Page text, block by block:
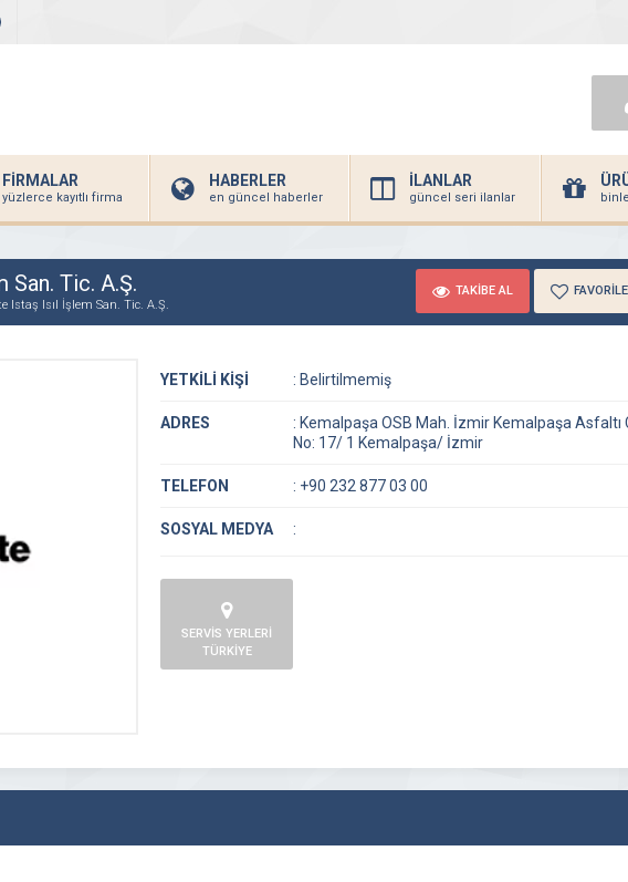
FİRMALAR
yüzlerce kayıtlı firma
HABERLER
en güncel haberler
İLANLAR
güncel seri ilanlar
San. Tic. A.Ş.
Istaş Isıl İşlem San. Tic. A.Ş.
TAKİBE AL
YETKİLİ KİŞİ : Belirtilmemiş
ADRES : Kemalpaşa OSB Mah. İzmir Kemalpaşa Asfaltı
No: 17/ 1 Kemalpaşa/ İzmir
TELEFON : +90 232 877 03 00
SOSYAL MEDYA :
SERVİS YERLERİ
TÜRKİYE